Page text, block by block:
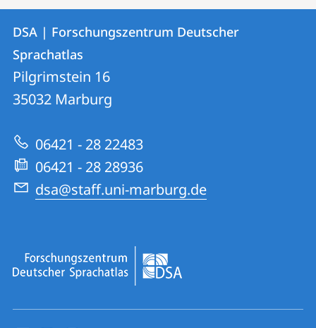
Kontakt
und
Informationen
zur
Website
Kontaktinformationen
DSA
|
Forschungszentrum
Sprachatlas
DSA | Forschungszentrum Deutscher
Sprachatlas
Pilgrimstein 16
35032 Marburg
06421 - 28 22483
06421 - 28 28936
dsa@staff.uni-marburg.de